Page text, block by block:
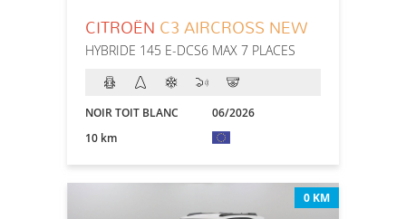
CITROËN C3 AIRCROSS NEW
HYBRIDE 145 E-DCS6 MAX 7 PLACES
NOIR TOIT BLANC
06/2026
10 km
0 KM